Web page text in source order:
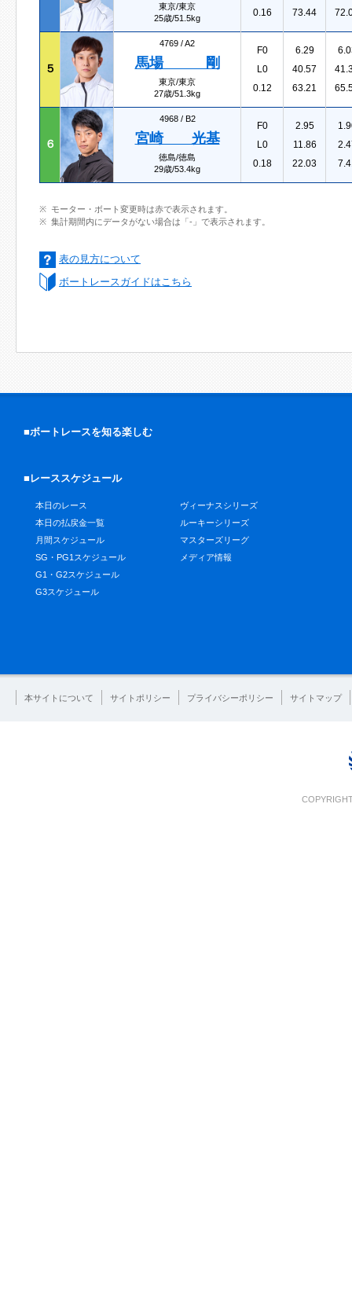
東京/東京
25歳/51.5kg
0.16
73.44
５
4769 /A2
馬場 剛
東京/東京
27歳/51.3kg
F0
L0
0.12
6.29
40.57
63.21
６
4968 / B2
宮崎 光基
徳島/徳島
29歳/53.4kg
F0
L0
0.18
2.95
11.86
22.03
モーター・ボート変更時は赤で表示されます。
集計期間内にデータがない場合は「-」で表示されます。
表の見方について
ボートレースガイドはこちら
■ボートレースを知る楽しむ
■レーススケジュール
本日のレース
本日の払戻金一覧
月間スケジュール
SG・PG1スケジュール
G1・G2スケジュール
G3スケジュール
ヴィーナスシリーズ
ルーキーシリーズ
マスターズリーグ
メディア情報
本サイトについて サイトポリシー プライバシーポリシー サイトマップ